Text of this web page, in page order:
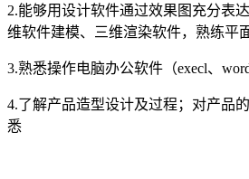
2.能够用设计软件通过效果图充分表
维软件建模、三维渲染软件，熟练平
3.熟悉操作电脑办公软件（execl、
4.了解产品造型设计及过程；对产品
悉